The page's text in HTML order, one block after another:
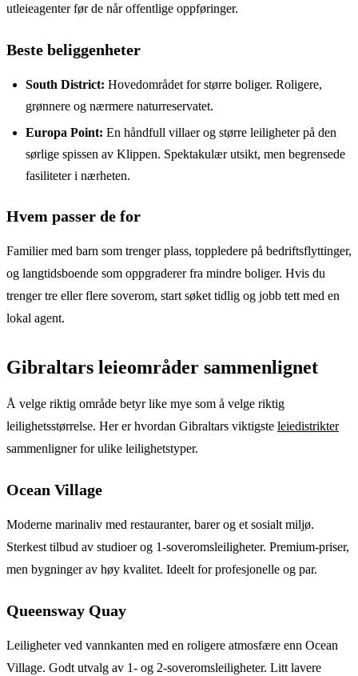
utleieagenter før de når offentlige oppføringer.
Beste beliggenheter
South District: Hovedområdet for større boliger. Roligere,
grønnere og nærmere naturreservatet.
Europa Point: En håndfull villaer og større leiligheter på den
sørlige spissen av Klippen. Spektakulær utsikt, men begrensede
fasiliteter i nærheten.
Hvem passer de for
Familier med barn som trenger plass, toppledere på bedriftsflyttinger,
og langtidsboende som oppgraderer fra mindre boliger. Hvis du
trenger tre eller flere soverom, start søket tidlig og jobb tett med en
lokal agent.
Gibraltars leieområder sammenlignet
Å velge riktig område betyr like mye som å velge riktig
leilighetsstørrelse. Her er hvordan Gibraltars viktigste leiedistrikter
sammenligner for ulike leilighetstyper.
Ocean Village
Moderne marinaliv med restauranter, barer og et sosialt miljø.
Sterkest tilbud av studioer og 1-soveromsleiligheter. Premium-priser,
men bygninger av høy kvalitet. Ideelt for profesjonelle og par.
Queensway Quay
Leiligheter ved vannkanten med en roligere atmosfære enn Ocean
Village. Godt utvalg av 1- og 2-soveromsleiligheter. Litt lavere